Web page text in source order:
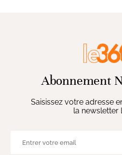
Abonnement
Saisissez votre adresse
la newsletter